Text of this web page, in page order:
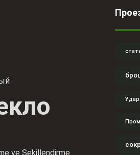
ve Şekillendirme